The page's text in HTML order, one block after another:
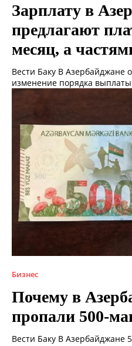
Зарплату в
предлагают
месяц, а
Вести Баку В Азербайджане
изменение порядка
Бизнес
Почему в
пропали 500-
Вести Баку В Азербайджане